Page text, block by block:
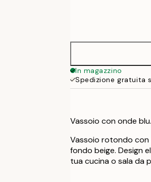
In magazzino
Spedizione gratuita
Vassoio con onde blu.
Vassoio rotondo con
fondo beige. Design
tua cucina o sala da